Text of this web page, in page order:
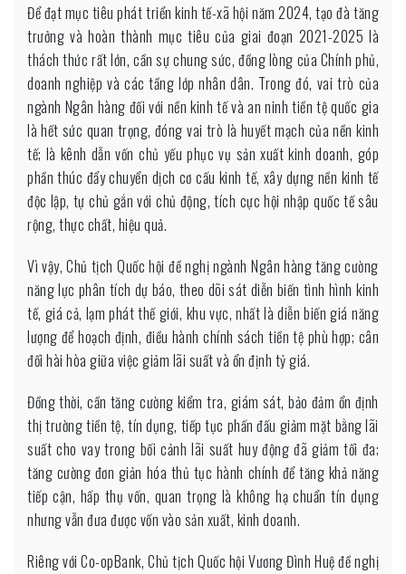
Để đạt mục tiêu phát triển kinh tế-xã hội năm 2024, tạo đà tăng
trưởng và hoàn thành mục tiêu của giai đoạn 2021-2025 là
thách thức rất lớn, cần sự chung sức, đồng lòng của Chính phủ,
doanh nghiệp và các tầng lớp nhân dân. Trong đó, vai trò của
ngành Ngân hàng đối với nền kinh tế và an ninh tiền tệ quốc gia
là hết sức quan trọng, đóng vai trò là huyết mạch của nền kinh
tế; là kênh dẫn vốn chủ yếu phục vụ sản xuất kinh doanh, góp
phần thúc đẩy chuyển dịch cơ cấu kinh tế, xây dựng nền kinh tế
độc lập, tự chủ gắn với chủ động, tích cực hội nhập quốc tế sâu
rộng, thực chất, hiệu quả.
Vì vậy, Chủ tịch Quốc hội đề nghị ngành Ngân hàng tăng cường
năng lực phân tích dự báo, theo dõi sát diễn biến tình hình kinh
tế, giá cả, lạm phát thế giới, khu vực, nhất là diễn biến giá năng
lượng để hoạch định, điều hành chính sách tiền tệ phù hợp; cân
đối hài hòa giữa việc giảm lãi suất và ổn định tỷ giá.
Đồng thời, cần tăng cường kiểm tra, giám sát, bảo đảm ổn định
thị trường tiền tệ, tín dụng, tiếp tục phấn đấu giảm mặt bằng lãi
suất cho vay trong bối cảnh lãi suất huy động đã giảm tối đa;
tăng cường đơn giản hóa thủ tục hành chính để tăng khả năng
tiếp cận, hấp thụ vốn, quan trọng là không hạ chuẩn tín dụng
nhưng vẫn đưa được vốn vào sản xuất, kinh doanh.
Riêng với Co-opBank, Chủ tịch Quốc hội Vương Đình Huệ đề nghị